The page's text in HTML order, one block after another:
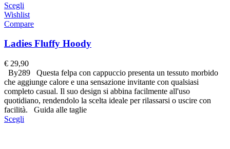
Scegli
Wishlist
Compare
Ladies Fluffy Hoody
€ 29,90
By289 Questa felpa con cappuccio presenta un tessuto morbido
che aggiunge calore e una sensazione invitante con qualsiasi
completo casual. Il suo design si abbina facilmente all'uso
quotidiano, rendendolo la scelta ideale per rilassarsi o uscire con
facilità. Guida alle taglie
Scegli